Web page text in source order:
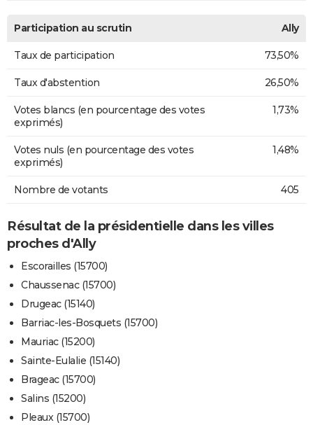
Participation au scrutin Ally
Taux de participation 73,50%
Taux d'abstention 26,50%
Votes blancs (en pourcentage des votes
exprimés)
1,73%
Votes nuls (en pourcentage des votes
exprimés)
1,48%
Nombre de votants 405
Résultat de la présidentielle dans les villes
proches d'Ally
Escorailles (15700)
Chaussenac (15700)
Drugeac (15140)
Barriac-les-Bosquets (15700)
Mauriac (15200)
Sainte-Eulalie (15140)
Brageac (15700)
Salins (15200)
Pleaux (15700)